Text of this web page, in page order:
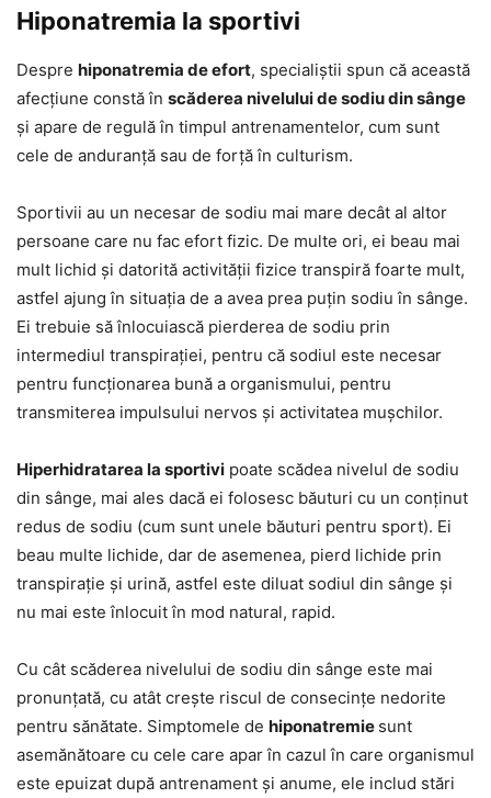
Hiponatremia la sportivi
Despre hiponatremia de efort, specialiștii spun că această
afecțiune constă în scăderea nivelului de sodiu din sânge
și apare de regulă în timpul antrenamentelor, cum sunt
cele de anduranță sau de forță în culturism.
Sportivii au un necesar de sodiu mai mare decât al altor
persoane care nu fac efort fizic. De multe ori, ei beau mai
mult lichid și datorită activității fizice transpiră foarte mult,
astfel ajung în situația de a avea prea puțin sodiu în sânge.
Ei trebuie să înlocuiască pierderea de sodiu prin
intermediul transpirației, pentru că sodiul este necesar
pentru funcționarea bună a organismului, pentru
transmiterea impulsului nervos și activitatea mușchilor.
Hiperhidratarea la sportivi poate scădea nivelul de sodiu
din sânge, mai ales dacă ei folosesc băuturi cu un conținut
redus de sodiu (cum sunt unele băuturi pentru sport). Ei
beau multe lichide, dar de asemenea, pierd lichide prin
transpirație și urină, astfel este diluat sodiul din sânge și
nu mai este înlocuit în mod natural, rapid.
Cu cât scăderea nivelului de sodiu din sânge este mai
pronunțată, cu atât crește riscul de consecințe nedorite
pentru sănătate. Simptomele de hiponatremie sunt
asemănătoare cu cele care apar în cazul în care organismul
este epuizat după antrenament și anume, ele includ stări